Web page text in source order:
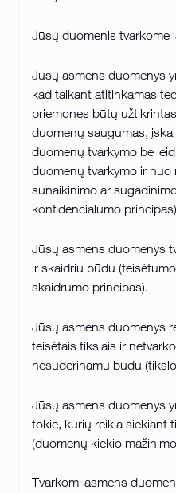
Jūsų duomenis tvarkome
Jūsų asmens duomenys
kad taikant atitinkamas
priemones būtų
duomenų saugumas,
duomenų tvarkymo be
duomenų tvarkymo ir nuo
sunaikinimo ar
konfidencialumo
Jūsų asmens duomenys
ir skaidriu būdu
skaidrumo principas).
Jūsų asmens duomenys
teisėtais tikslais ir
nesuderinamu būdu
Jūsų asmens duomenys
tokie, kurių reikia siekiant
(duomenų kiekio
Tvarkomi asmens